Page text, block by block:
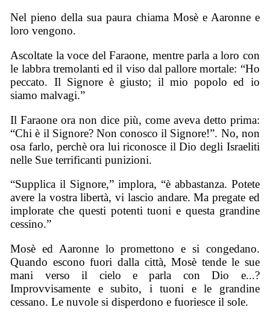
Nel pieno della sua paura chiama Mosè e Aaronne e
loro vengono.
Ascoltate la voce del Faraone, mentre parla a loro con
le labbra tremolanti ed il viso dal pallore mortale: “Ho
peccato. Il Signore è giusto; il mio popolo ed io
siamo malvagi.”
Il Faraone ora non dice più, come aveva detto prima:
“Chi è il Signore? Non conosco il Signore!”. No, non
osa farlo, perchè ora lui riconosce il Dio degli Israeliti
nelle Sue terrificanti punizioni.
“Supplica il Signore,” implora, “è abbastanza. Potete
avere la vostra libertà, vi lascio andare. Ma pregate ed
implorate che questi potenti tuoni e questa grandine
cessino.”
Mosè ed Aaronne lo promettono e si congedano.
Quando escono fuori dalla città, Mosè tende le sue
mani verso il cielo e parla con Dio e...?
Improvvisamente e subito, i tuoni e le grandine
cessano. Le nuvole si disperdono e fuoriesce il sole.